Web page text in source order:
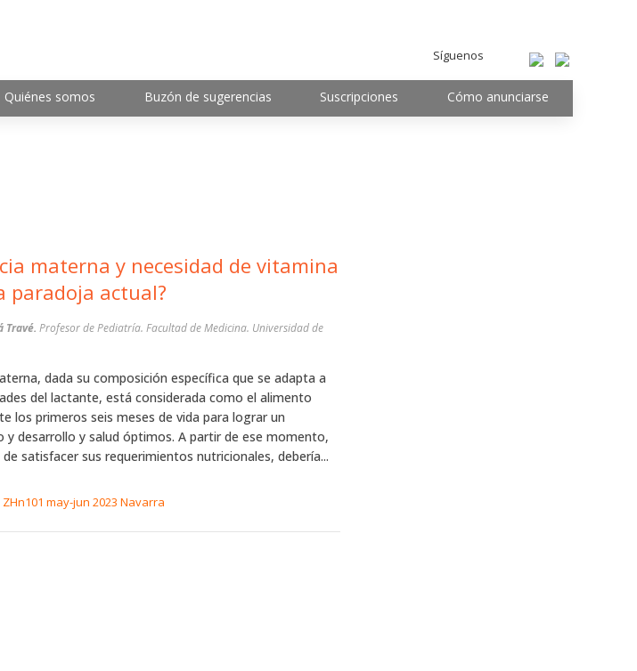
Síguenos
Quiénes somos Buzón de sugerencias Suscripciones Cómo anunciarse
materna y necesidad de vitamina
paradoja actual?
Travé. Profesor de Pediatría. Facultad de Medicina. Universidad de
dada su composición específica que se adapta a
del lactante, está considerada como el alimento
los primeros seis meses de vida para lograr un
y desarrollo y salud óptimos. A partir de ese momento,
satisfacer sus requerimientos nutricionales, debería...
ZHn101 may-jun 2023 Navarra